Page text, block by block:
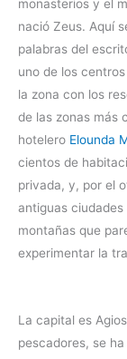
monasterios y el
nació Zeus. Aquí
palabras del
uno de los
la zona con los
de las zonas más
hotelero Elounda
cientos de
privada, y, por el
antiguas
montañas que
experimentar la
La capital es
pescadores, se